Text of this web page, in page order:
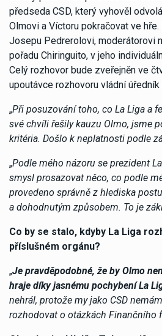
předseda CSD, který vyhověl
Olmovi a Víctoru pokračovat ve
Josepu Pedrerolovi, moderátorovi
pořadu Chiringuito, v jeho
Celý rozhovor bude zveřejněn ve
upoutávce rozhovoru vládní úředník
„Při posuzování toho, co La Liga a
své chvíli řešily kauzu Olmo, jsme
kritéria. Došlo k neplatnosti podle
„Podle mého názoru se prezident
smysl prosazovat něco, co podle
provedeno správně z hlediska
a dohodnutým způsobem. To je
Co by se stalo, kdyby La Liga
příslušném orgánu?
„Je pravděpodobné, že by Olmo
hraje díky jasnému pochybení La
nehrál, protože my jako CSD
rozhodovat o otázkách Finančního